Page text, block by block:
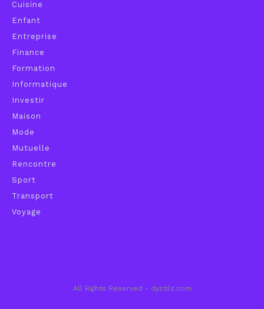
Cuisine
Enfant
Entreprise
Finance
Formation
Informatique
Investir
Maison
Mode
Mutuelle
Rencontre
Sport
Transport
Voyage
All Rights Reserved - dyztilz.com